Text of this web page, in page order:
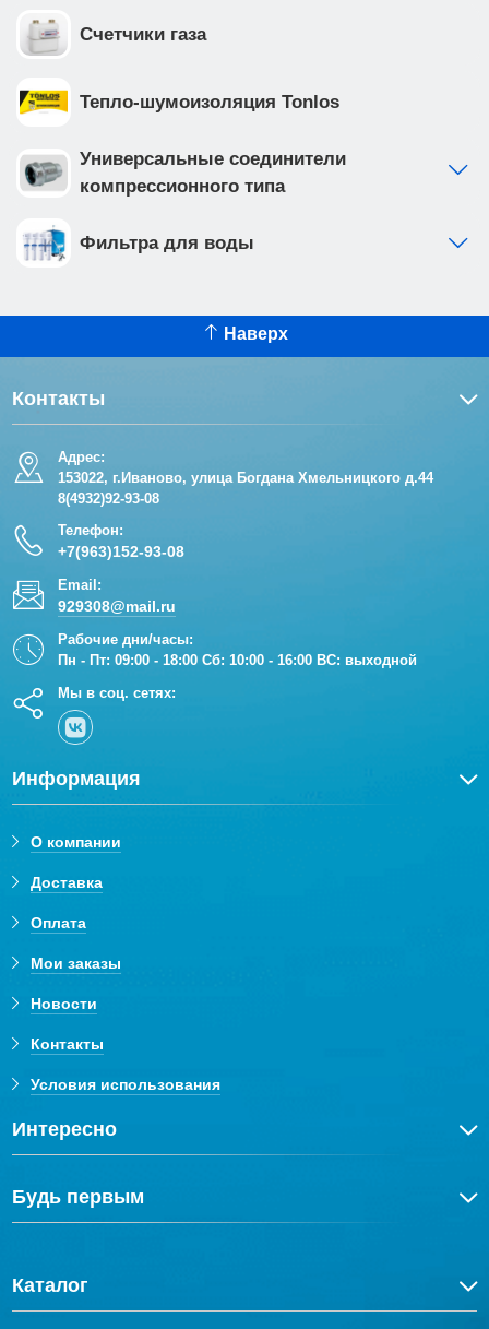
Счетчики газа
Тепло-шумоизоляция Tonlos
Универсальные соединители
компрессионного типа
Фильтра для воды
Наверх
Контакты
Адрес:
153022, г.Иваново, улица Богдана Хмельницкого д.44
8(4932)92-93-08
Телефон:
+7(963)152-93-08
Email:
929308@mail.ru
Рабочие дни/часы:
Пн - Пт: 09:00 - 18:00 Сб: 10:00 - 16:00 ВС: выходной
Мы в соц. сетях:
Информация
О компании
Доставка
Оплата
Мои заказы
Новости
Контакты
Условия использования
Интересно
Будь первым
Каталог